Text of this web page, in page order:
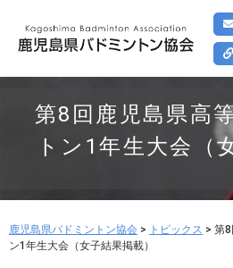
第8回鹿児島県高
トン1年生大会（
鹿児島県バドミントン協会 > トピックス > 第8
ン1年生大会（女子結果掲載）